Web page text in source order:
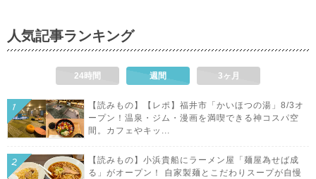
人気記事ランキング
24時間 週間 3ヶ月
【読みもの】【レポ】福井市「かいほつの湯」8/3オ
ープン！温泉・ジム・漫画を満喫できる神コスパ空
間。カフェやキッ...
【読みもの】小浜貴船にラーメン屋「麺屋為せば成
る」がオープン！ 自家製麺とこだわりスープが自慢